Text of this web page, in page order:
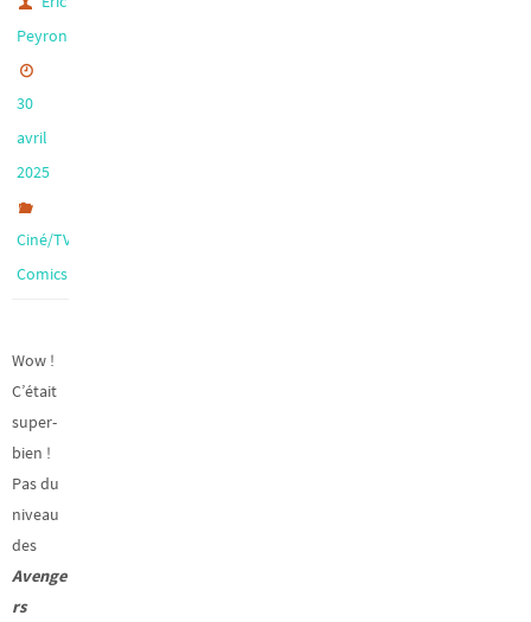
Peyron
30
avril
2025
Ciné/TV
Comics
Wow !
C’était
super-
bien !
Pas du
niveau
des
Avenge
rs